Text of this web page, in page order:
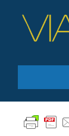
contenu
Accueil
Ressources